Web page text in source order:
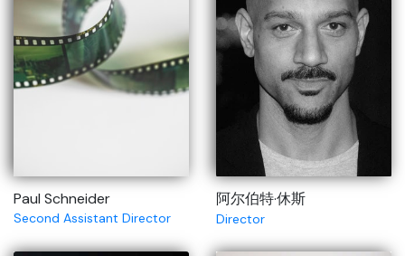
Paul Schneider
Second Assistant Director
阿尔伯特·休斯
Director